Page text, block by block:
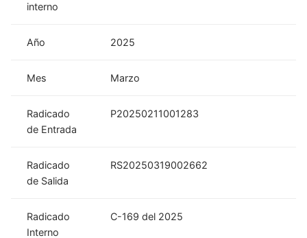
interno
Año 2025
Mes Marzo
Radicado
de Entrada
P20250211001283
Radicado
de Salida
RS20250319002662
Radicado
Interno
C-169 del 2025